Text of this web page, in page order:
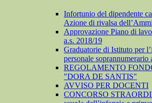
Infortunio del dipendente
Azione di rivalsa
Approvazione Piano di
a.s. 2018/19
Graduatorie di Istituto per
personale soprannumerario
REGOLAMENTO
"DORA DE SANTIS"
AVVISO PER DOCENTI
CONCORSO